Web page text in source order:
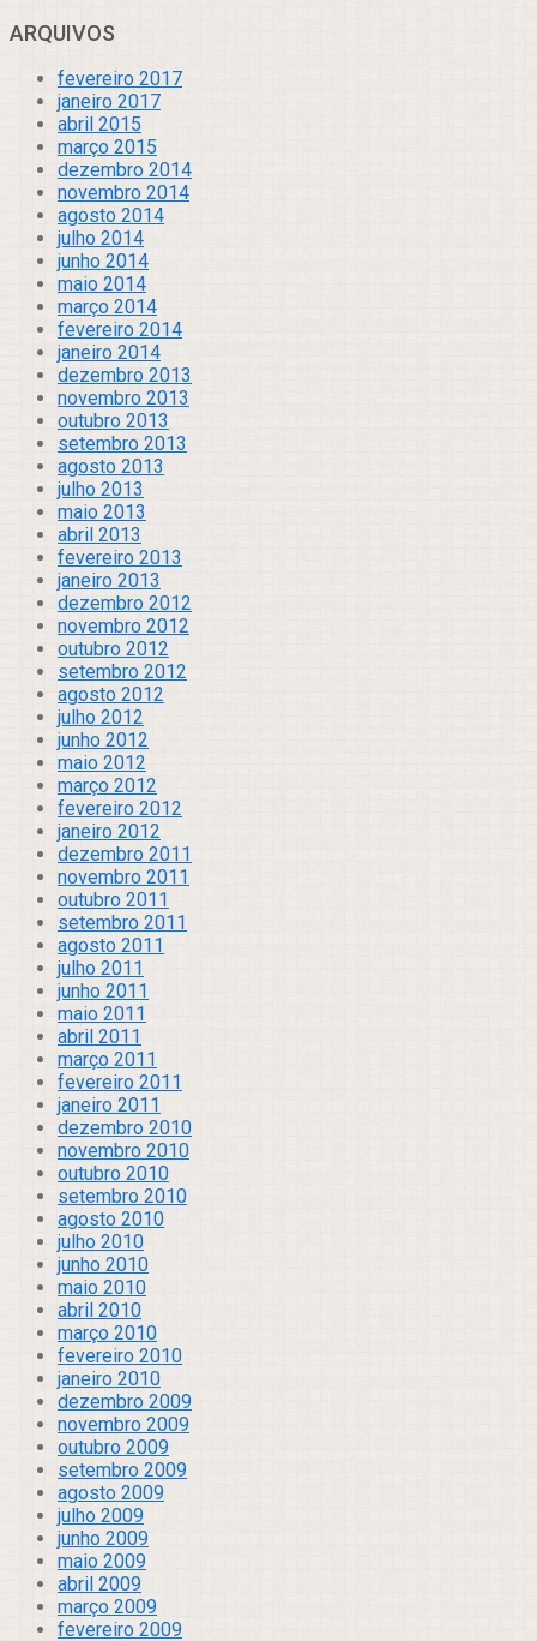
ARQUIVOS
fevereiro 2017
janeiro 2017
abril 2015
março 2015
dezembro 2014
novembro 2014
agosto 2014
julho 2014
junho 2014
maio 2014
março 2014
fevereiro 2014
janeiro 2014
dezembro 2013
novembro 2013
outubro 2013
setembro 2013
agosto 2013
julho 2013
maio 2013
abril 2013
fevereiro 2013
janeiro 2013
dezembro 2012
novembro 2012
outubro 2012
setembro 2012
agosto 2012
julho 2012
junho 2012
maio 2012
março 2012
fevereiro 2012
janeiro 2012
dezembro 2011
novembro 2011
outubro 2011
setembro 2011
agosto 2011
julho 2011
junho 2011
maio 2011
abril 2011
março 2011
fevereiro 2011
janeiro 2011
dezembro 2010
novembro 2010
outubro 2010
setembro 2010
agosto 2010
julho 2010
junho 2010
maio 2010
abril 2010
março 2010
fevereiro 2010
janeiro 2010
dezembro 2009
novembro 2009
outubro 2009
setembro 2009
agosto 2009
julho 2009
junho 2009
maio 2009
abril 2009
março 2009
fevereiro 2009